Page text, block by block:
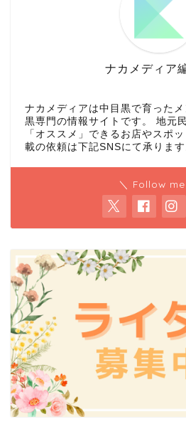
ナカメディア
ナカメディアは中目黒で育った
黒専門の情報サイトです。 地元
「オススメ」できるお店やスポ
載の依頼は下記SNSにて承ります
＼ Follow me